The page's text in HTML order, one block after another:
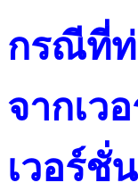
กรณีที่ท่
จากเว
เวอร์ชั่